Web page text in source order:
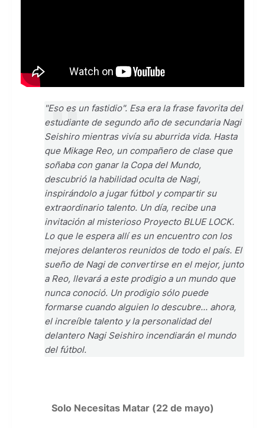
"Eso es un fastidio". Esa era la frase favorita del
estudiante de segundo año de secundaria Nagi
Seishiro mientras vivía su aburrida vida. Hasta
que Mikage Reo, un compañero de clase que
soñaba con ganar la Copa del Mundo,
descubrió la habilidad oculta de Nagi,
inspirándolo a jugar fútbol y compartir su
extraordinario talento. Un día, recibe una
invitación al misterioso Proyecto BLUE LOCK.
Lo que le espera allí es un encuentro con los
mejores delanteros reunidos de todo el país. El
sueño de Nagi de convertirse en el mejor, junto
a Reo, llevará a este prodigio a un mundo que
nunca conoció. Un prodigio sólo puede
formarse cuando alguien lo descubre... ahora,
el increíble talento y la personalidad del
delantero Nagi Seishiro incendiarán el mundo
del fútbol.
Solo Necesitas Matar (22 de mayo)